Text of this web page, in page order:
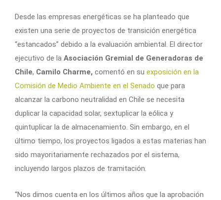
Desde las empresas energéticas se ha planteado que
existen una serie de proyectos de transición energética
“estancados” debido a la evaluación ambiental. El director
ejecutivo de la Asociación Gremial de Generadoras de
Chile, Camilo Charme, comentó en su exposición en la
Comisión de Medio Ambiente en el Senado que para
alcanzar la carbono neutralidad en Chile se necesita
duplicar la capacidad solar, sextuplicar la eólica y
quintuplicar la de almacenamiento. Sin embargo, en el
último tiempo, los proyectos ligados a estas materias han
sido mayoritariamente rechazados por el sistema,
incluyendo largos plazos de tramitación.
“Nos dimos cuenta en los últimos años que la aprobación